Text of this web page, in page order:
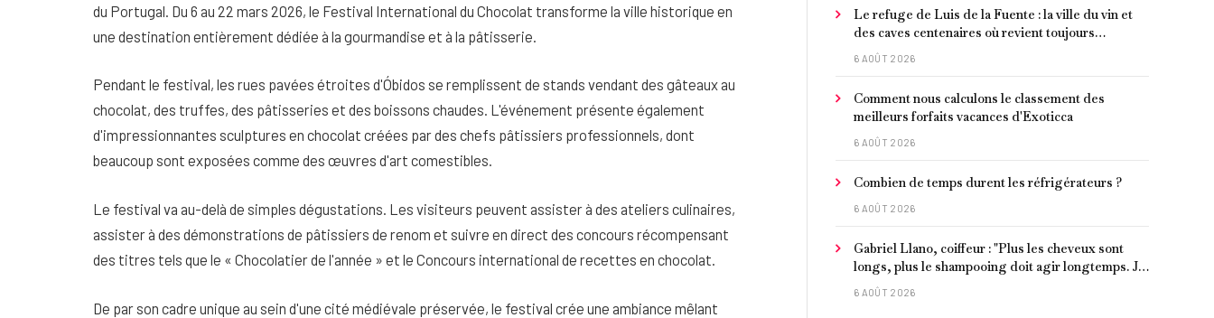
du Portugal. Du 6 au 22 mars 2026, le Festival International du Chocolat transforme la ville historique en
une destination entièrement dédiée à la gourmandise et à la pâtisserie.
Pendant le festival, les rues pavées étroites d'Óbidos se remplissent de stands vendant des gâteaux au
chocolat, des truffes, des pâtisseries et des boissons chaudes. L'événement présente également
d'impressionnantes sculptures en chocolat créées par des chefs pâtissiers professionnels, dont
beaucoup sont exposées comme des œuvres d'art comestibles.
Le festival va au-delà de simples dégustations. Les visiteurs peuvent assister à des ateliers culinaires,
assister à des démonstrations de pâtissiers de renom et suivre en direct des concours récompensant
des titres tels que le « Chocolatier de l'année » et le Concours international de recettes en chocolat.
De par son cadre unique au sein d'une cité médiévale préservée, le festival crée une ambiance mêlant
Le refuge de Luis de la Fuente : la ville du vin et
des caves centenaires où revient toujours
l'entraîneur espagnol
6 AOÛT 2026
Comment nous calculons le classement des
meilleurs forfaits vacances d'Exoticca
6 AOÛT 2026
Combien de temps durent les réfrigérateurs ?
6 AOÛT 2026
Gabriel Llano, coiffeur : "Plus les cheveux sont
longs, plus le shampooing doit agir longtemps. Je
conseille de le laisser entre 1 et 3 minutes."
6 AOÛT 2026